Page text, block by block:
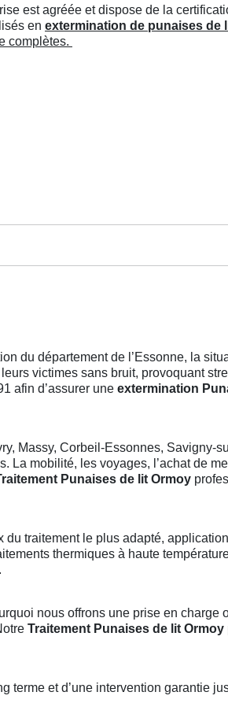
est agréée et dispose de la
en extermination de punaises de
complètes.
du département de l’Essonne, la
victimes sans bruit, provoquant
afin d’assurer une extermination
Massy, Corbeil-Essonnes, Savigny-
mobilité, les voyages, l’achat de
Punaises de lit Ormoy
traitement le plus adapté,
thermiques à haute
nous offrons une prise en charge
Traitement Punaises de lit Ormoy
terme et d’une intervention garantie